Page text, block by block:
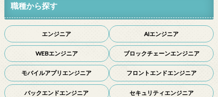
職種から探す
エンジニア AIエンジニア
WEBエンジニア ブロックチェーンエンジニア
モバイルアプリエンジニア フロントエンドエンジニア
バックエンドエンジニア セキュリティエンジニア